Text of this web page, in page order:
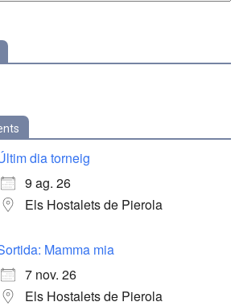
dia torneig
9 ag. 26
Els Hostalets de Pierola
Mamma mia
7 nov. 26
Els Hostalets de Pierola